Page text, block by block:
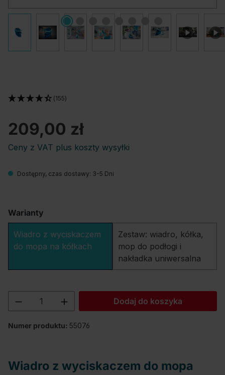
209,00 zł
Ceny z VAT plus koszty wysyłki
(155)
Dostępny, czas dostawy: 3-5 Dni
Warianty
Wiadro z wyciskaczem
do mopa na kółkach
Zestaw: wiadro, kółka,
mop do podłogi i
nakładka uniwersalna
Ilość produktu: Wprowadź żądaną
Dodaj do koszyka
Numer produktu: 55076
Wiadro z wyciskaczem do mopa